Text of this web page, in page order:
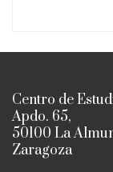
Centro de
Apdo. 65,
50100 La
Zaragoza